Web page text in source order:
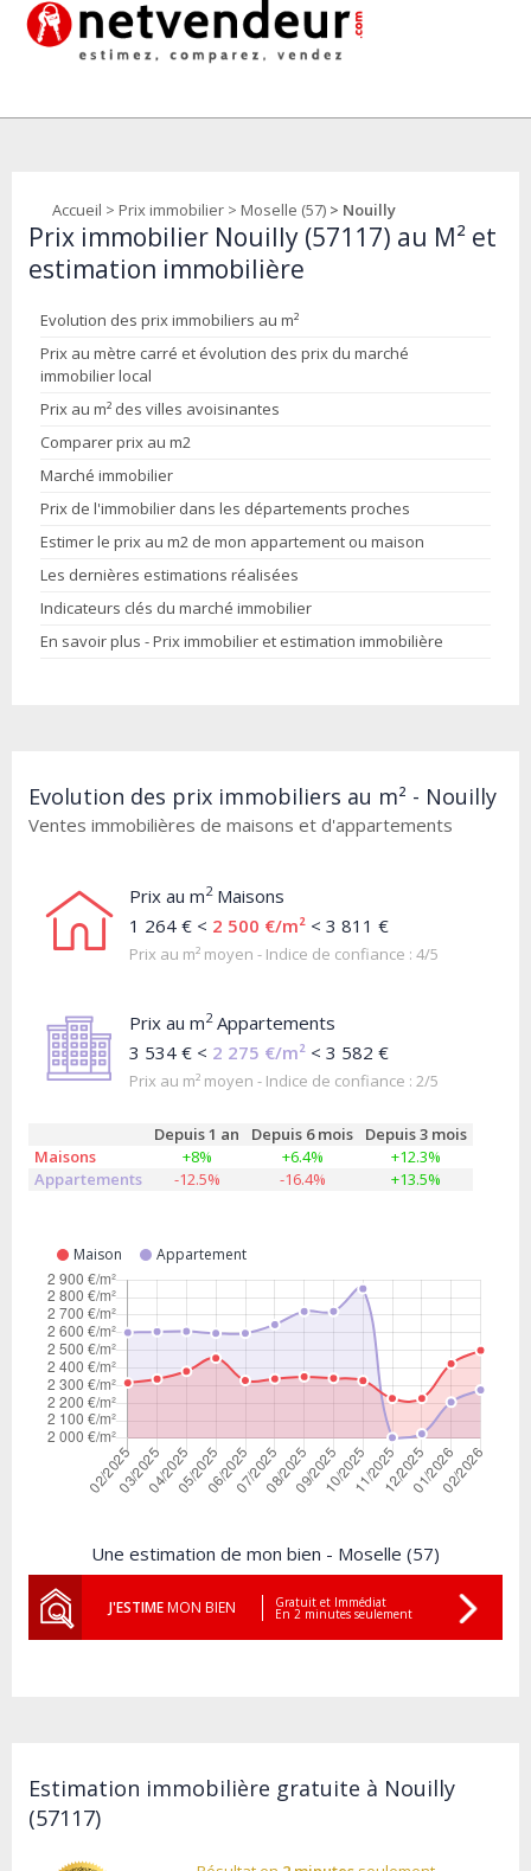
Accueil > Prix immobilier > Moselle (57) > Nouilly
Prix immobilier Nouilly (57117) au M² et
estimation immobilière
Evolution des prix immobiliers au m²
Prix au mètre carré et évolution des prix du marché
immobilier local
Prix au m² des villes avoisinantes
Comparer prix au m2
Marché immobilier
Prix de l'immobilier dans les départements proches
Estimer le prix au m2 de mon appartement ou maison
Les dernières estimations réalisées
Indicateurs clés du marché immobilier
En savoir plus - Prix immobilier et estimation immobilière
Evolution des prix immobiliers au m² - Nouilly
Ventes immobilières de maisons et d'appartements
Prix au m2Maisons
1 264 € < 2 500 €/m² < 3 811 €
Prix au m² moyen - Indice de confiance : 4/5
Prix au m2Appartements
3 534 € < 2 275 €/m² < 3 582 €
Prix au m² moyen - Indice de confiance : 2/5
Depuis 1 an Depuis 6 mois
Depuis 3 mois
Maisons
+8% +6.4%
+12.3%
Appartements
-12.5% -16.4% +13.5%
Maison Appartement
Une estimation de mon bien - Moselle (57)
J'ESTIMEMON BIEN Gratuit et Immédiat
En 2 minutes seulement
Estimation immobilière gratuite à Nouilly
(57117)